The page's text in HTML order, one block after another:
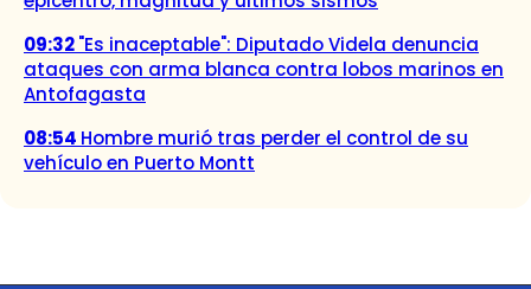
09:32"Es inaceptable": Diputado Videla denuncia
ataques con arma blanca contra lobos marinos en
Antofagasta
08:54 Hombre murió tras perder el control de su
vehículo en Puerto Montt